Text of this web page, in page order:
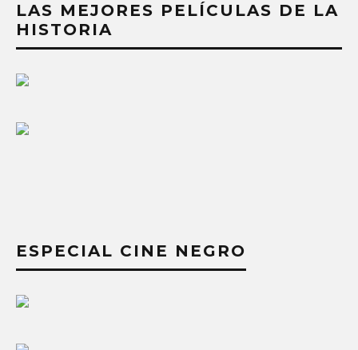
LAS MEJORES PELÍCULAS DE LA
HISTORIA
ESPECIAL CINE NEGRO